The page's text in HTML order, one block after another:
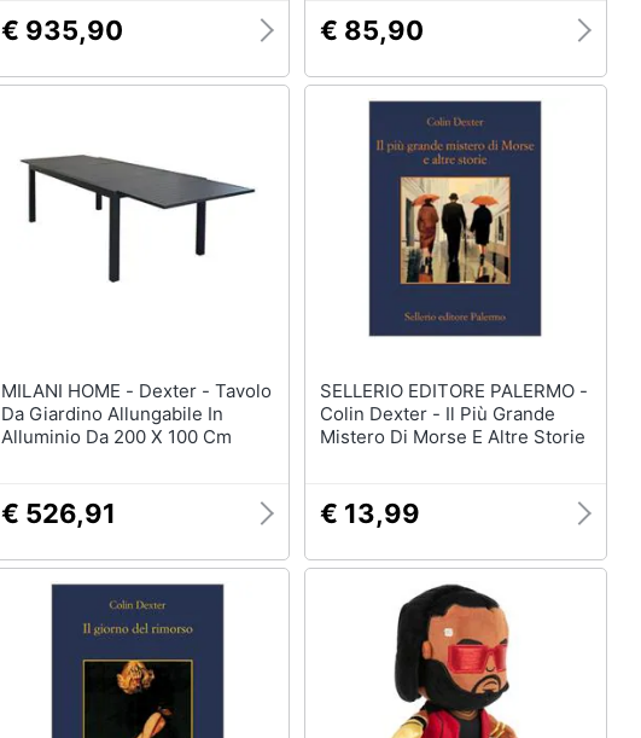
€ 935,90 € 85,90
MILANI HOME - Dexter - Tavolo
Da Giardino Allungabile In
Alluminio Da 200 X 100 Cm
€ 526,91
SELLERIO EDITORE PALERMO -
Colin Dexter - Il Più Grande
Mistero Di Morse E Altre Storie
€ 13,99